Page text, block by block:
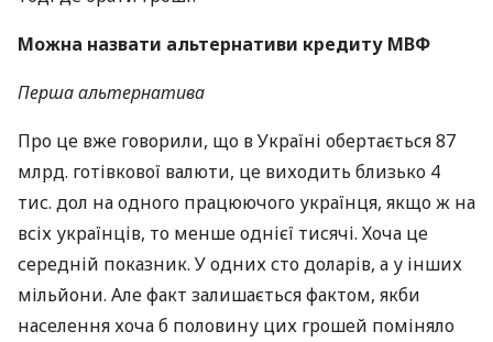
Можна назвати альтернативи кредиту МВФ
Перша альтернатива
Про це вже говорили, що в Україні обертається 87
млрд. готівкової валюти, це виходить близько 4
тис. дол на одного працюючого українця, якщо ж на
всіх українців, то менше однієї тисячі. Хоча це
середній показник. У одних сто доларів, а у інших
мільйони. Але факт залишається фактом, якби
населення хоча б половину цих грошей поміняло